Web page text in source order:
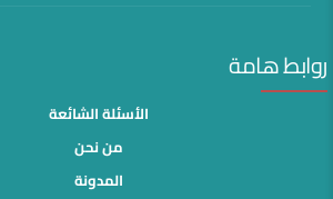
روابط هامة
الأسئلة الشائعة
من نحن
المدونة